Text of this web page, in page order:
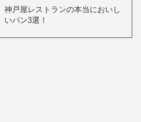
神戸屋レストランの本当においし
いパン3選！